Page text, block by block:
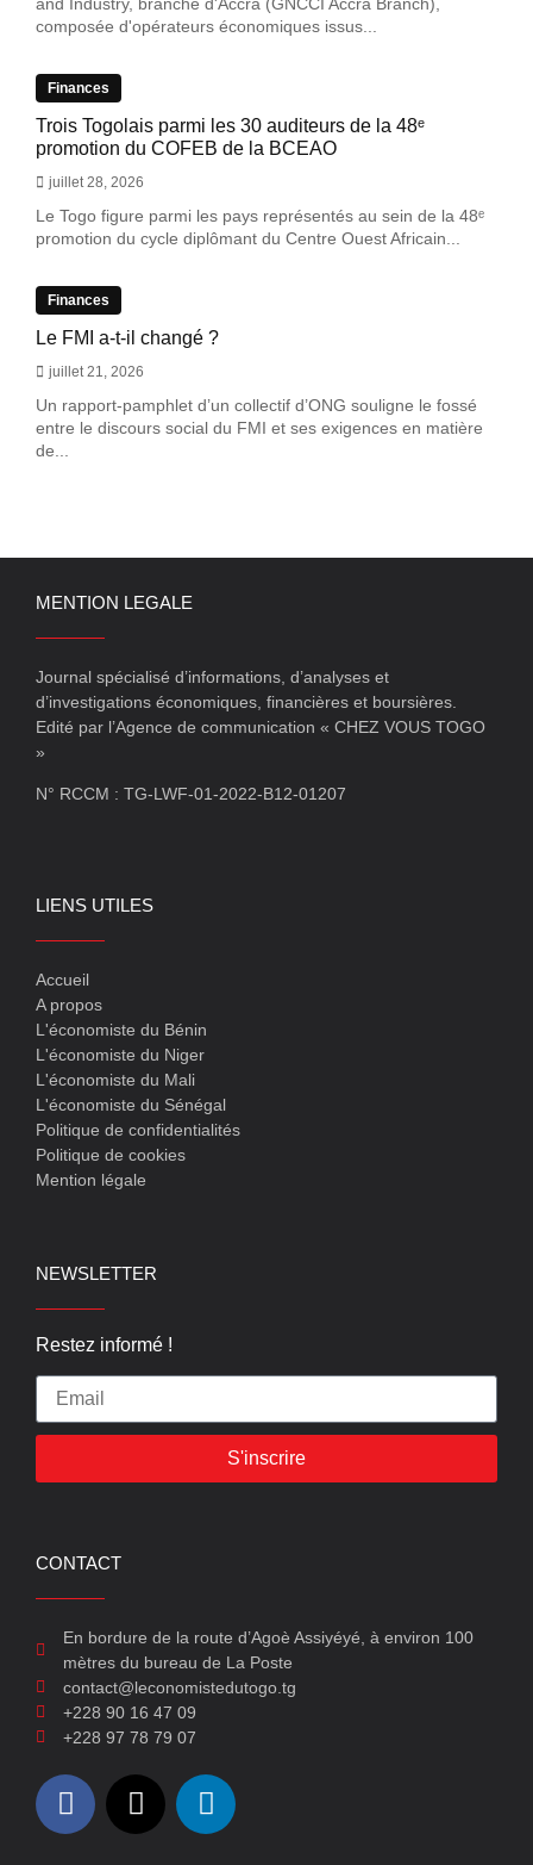
composée d'opérateurs économiques issus...
Finances
Trois Togolais parmi les 30 auditeurs de la 48ᵉ
promotion du COFEB de la BCEAO
juillet 28, 2026
Le Togo figure parmi les pays représentés au sein de la 48ᵉ
promotion du cycle diplômant du Centre Ouest Africain...
Finances
Le FMI a-t-il changé ?
juillet 21, 2026
Un rapport-pamphlet d’un collectif d’ONG souligne le fossé
entre le discours social du FMI et ses exigences en matière
de...
MENTION LEGALE
Journal spécialisé d’informations, d’analyses et
d’investigations économiques, financières et boursières.
Edité par l’Agence de communication « CHEZ VOUS TOGO
»
N° RCCM : TG-LWF-01-2022-B12-01207
LIENS UTILES
Accueil
A propos
L'économiste du Bénin
L'économiste du Niger
L'économiste du Mali
L'économiste du Sénégal
Politique de confidentialités
Politique de cookies
Mention légale
NEWSLETTER
Restez informé !
S'inscrire
CONTACT
En bordure de la route d’Agoè Assiyéyé, à environ 100
mètres du bureau de La Poste
contact@leconomistedutogo.tg
+228 90 16 47 09
+228 97 78 79 07